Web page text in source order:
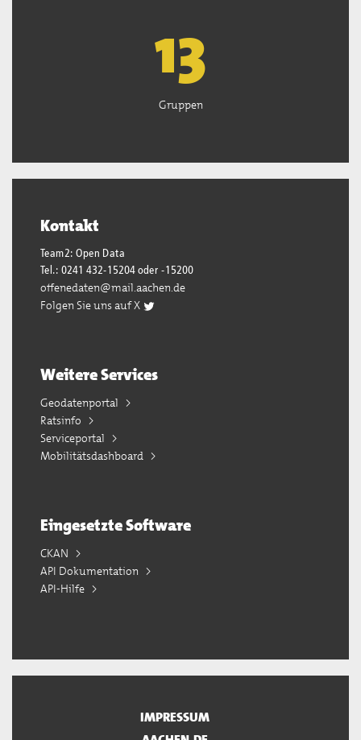
13
Gruppen
Kontakt
Team2: Open Data
Tel.: 0241 432-15204 oder -15200
offenedaten@mail.aachen.de
Folgen Sie uns auf X
Weitere Services
Geodatenportal
Ratsinfo
Serviceportal
Mobilitätsdashboard
Eingesetzte Software
CKAN
API Dokumentation
API-Hilfe
IMPRESSUM